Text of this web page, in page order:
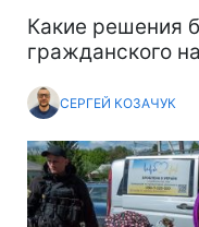
Какие решения
гражданского
СЕРГЕЙ КОЗАЧУК